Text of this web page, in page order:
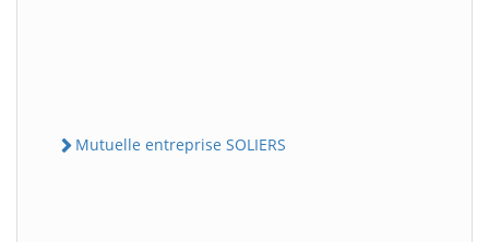
Mutuelle entreprise SOLIERS